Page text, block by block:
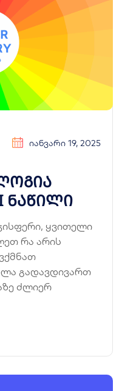
ᲘᲐᲜᲕᲐᲠᲘ 19, 2025
ნაწილი
ყვითელი
რა არის
გადავდივართ
ძლიერ